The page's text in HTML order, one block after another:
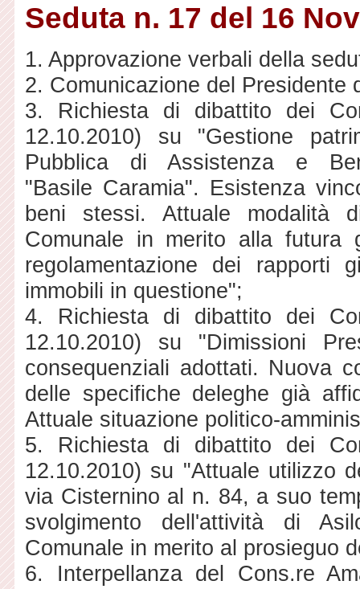
Seduta n. 17 del 16
1. Approvazione verbali della
2. Comunicazione del Presidente
3. Richiesta di dibattito dei
12.10.2010) su "Gestione
Pubblica di Assistenza e
"Basile Caramia". Esistenza
beni stessi. Attuale modalità
Comunale in merito alla futura
regolamentazione dei rapporti
immobili in questione";
4. Richiesta di dibattito dei
12.10.2010) su "Dimissioni
consequenziali adottati. Nuova
delle specifiche deleghe già
Attuale situazione politico-
5. Richiesta di dibattito dei
12.10.2010) su "Attuale utilizzo
via Cisternino al n. 84, a suo
svolgimento dell'attività di
Comunale in merito al prosieguo
6. Interpellanza del Cons.re